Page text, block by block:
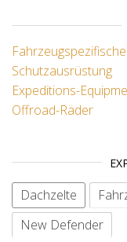
Schutzausrüstung
Expeditions-
Offroad-Räder
Dachzelte
New Defender